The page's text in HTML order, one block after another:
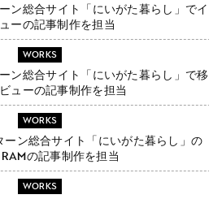
ン総合サイト「にいがた暮らし」でイ
ーの記事制作を担当
WORKS
ン総合サイト「にいがた暮らし」で移
ューの記事制作を担当
WORKS
ーン総合サイト「にいがた暮らし」の
の記事制作を担当
WORKS